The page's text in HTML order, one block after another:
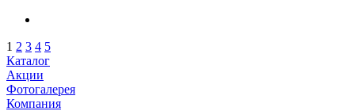
1 2 3 4 5
Каталог
Акции
Фотогалерея
Компания